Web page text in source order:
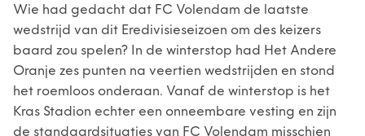
Wie had gedacht dat FC Volendam de laatste
wedstrijd van dit Eredivisieseizoen om des keizers
baard zou spelen? In de winterstop had Het Andere
Oranje zes punten na veertien wedstrijden en stond
het roemloos onderaan. Vanaf de winterstop is het
Kras Stadion echter een onneembare vesting en zijn
de standaardsituaties van FC Volendam misschien